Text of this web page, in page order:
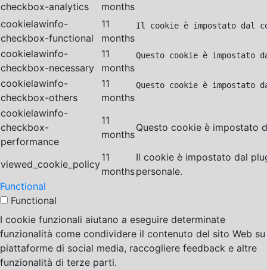
checkbox-analytics
months
cookielawinfo-
checkbox-functional
11
months
Il cookie è impostato dal
cookielawinfo-
checkbox-necessary
11
months
Questo cookie è impostato
cookielawinfo-
checkbox-others
11
months
Questo cookie è
cookielawinfo-
checkbox-
performance
11
months
Questo cookie è impostato
viewed_cookie_policy
11
months
Il cookie è impostato dal
personale.
Functional
Functional
I cookie funzionali aiutano a eseguire determinate
funzionalità come condividere il contenuto del sito Web su
piattaforme di social media, raccogliere feedback e altre
funzionalità di terze parti.